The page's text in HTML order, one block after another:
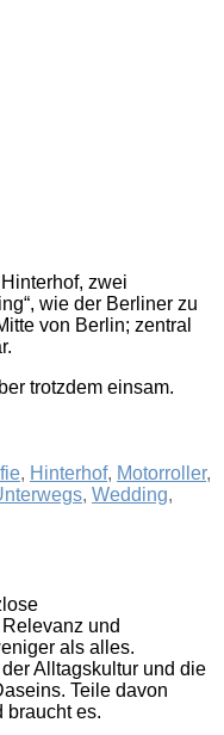
zwei
wie der Berliner zu
von Berlin; zentral
trotzdem einsam.
, Hinterhof, Motorroller,
, Wedding,
und
als alles.
Alltagskultur und die
Teile davon
braucht es.